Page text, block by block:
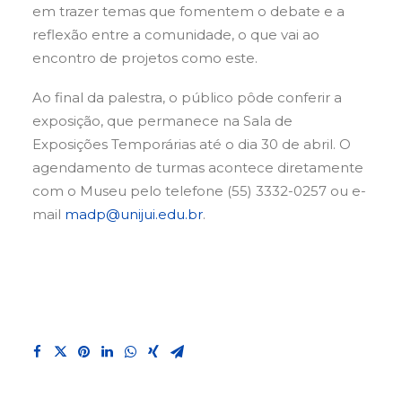
em trazer temas que fomentem o debate e a
reflexão entre a comunidade, o que vai ao
encontro de projetos como este.
Ao final da palestra, o público pôde conferir a
exposição, que permanece na Sala de
Exposições Temporárias até o dia 30 de abril. O
agendamento de turmas acontece diretamente
com o Museu pelo telefone (55) 3332-0257 ou e-
mail madp@unijui.edu.br.